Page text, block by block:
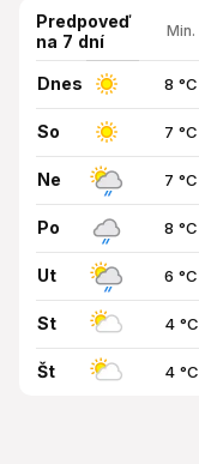
Predpoveď
na 7 dní
Min.
Dnes 8 °C
So 7 °C
Ne 7 °C
Po 8 °C
Ut 6 °C
St 4 °C
Št 4 °C